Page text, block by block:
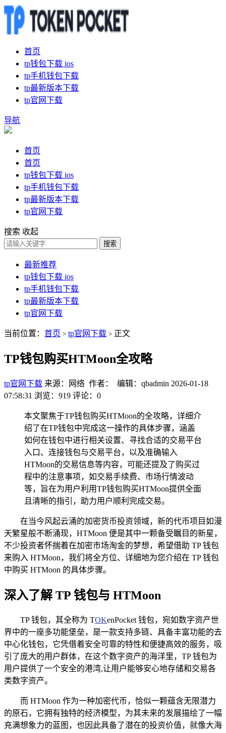
首页
tp钱包下载 ios
tp手机钱包下载
tp最新版本下载
tp官网下载
导航
首页
首页
tp钱包下载 ios
tp手机钱包下载
tp最新版本下载
tp官网下载
搜索 收起
搜索
最新推荐
tp钱包下载 ios
tp手机钱包下载
tp最新版本下载
tp官网下载
当前位置： 首页 > tp官网下载 > 正文
TP钱包购买HTMoon全攻略
tp官网下载 来源：网络 作者： 编辑：qbadmin 2026-01-18
07:58:31 浏览：919 评论：0
本文聚焦于TP钱包购买HTMoon的全攻略，详细介
绍了在TP钱包中完成这一操作的具体步骤，涵盖
如何在钱包中进行相关设置、寻找合适的交易平台
入口、连接钱包与交易平台，以及准确输入
HTMoon的交易信息等内容，可能还提及了购买过
程中的注意事项，如交易手续费、市场行情波动
等，旨在为用户利用TP钱包购买HTMoon提供全面
且清晰的指引，助力用户顺利完成交易。
在当今风起云涌的加密货币投资领域，新的代币项目如漫
天繁星般不断涌现，HTMoon 便是其中一颗备受瞩目的新星，
不少投资者怀揣着在加密市场淘金的梦想，希望借助 TP 钱包
来购入 HTMoon，我们将全方位、详细地为您介绍在 TP 钱包
中购买 HTMoon 的具体步骤。
深入了解 TP 钱包与 HTMoon
TP 钱包，其全称为 TOKenPocket 钱包，宛如数字资产世
界中的一座多功能堡垒，是一款支持多链、具备丰富功能的去
中心化钱包，它凭借着安全可靠的特性和便捷高效的服务，吸
引了庞大的用户群体，在这个数字资产的海洋里，TP 钱包为
用户提供了一个安全的港湾,让用户能够安心地存储和交易各
类数字资产。
而 HTMoon 作为一种加密代币，恰似一颗蕴含无限潜力
的原石，它拥有独特的经济模型，为其未来的发展描绘了一幅
充满想象力的蓝图，也因此具备了潜在的投资价值，就像大海